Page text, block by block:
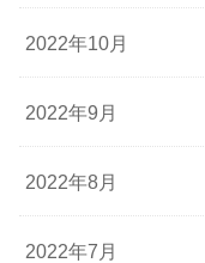
2022年10月
2022年9月
2022年8月
2022年7月